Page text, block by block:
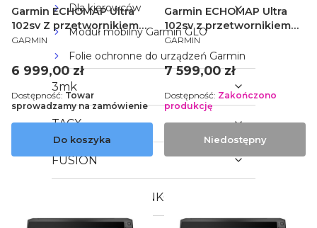
Dla kierowców
Moduł mobilny Garmin GLO
Folie ochronne do urządzeń Garmin
3mk
TACX
FUSION
KARTA PODARUNKOWA
Garmin ECHOMAP Ultra
102sv Z przetwornikiem
GT54UHD-TM 010-02111-01
PRODUCENT
GARMIN
Cena
6 999,00 zł
Do koszyka
Dostępność: Towar
sprowadzamy na zamówienie
Garmin ECHOMAP Ultra
102sv z przetwornikiem
GT56UHD-TM 010-02526-
01
PRODUCENT
GARMIN
Cena
7 599,00 zł
Niedostępny
Dostępność: Zakończono
produkcję